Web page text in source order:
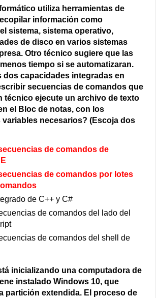
utiliza herramientas de
información como
sistema, sistema operativo,
de disco en varios sistemas
Otro técnico sugiere que las
tiempo si se automatizaran.
dos capacidades integradas en
secuencias de comandos que
técnico ejecute un archivo de texto
el Bloc de notas, con los
necesarios? (Escoja dos
de comandos de
de comandos por lotes
de C++ y C#
de comandos del lado del
de comandos del shell de
inicializando una computadora de
instalado Windows 10, que
partición extendida. El proceso de